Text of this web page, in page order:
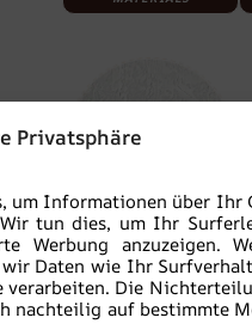
Privatsphäre
um Informationen über Ihr
tun dies, um Ihr
Werbung anzuzeigen.
Daten wie Ihr
verarbeiten. Die
nachteilig auf bestimmte
Vinyl-Strukturtapete
BETON
BESCHREIBUNG DES
MATERIALS